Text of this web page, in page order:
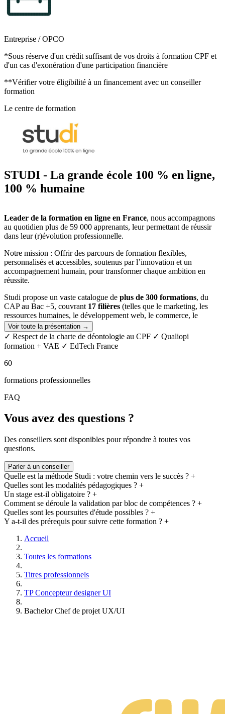
Entreprise / OPCO
*Sous réserve d'un crédit suffisant de vos droits à formation CPF et
d'un cas d'exonération d'une participation financière
**Vérifier votre éligibilité à un financement avec un conseiller
formation
Le centre de formation
STUDI - La grande école 100 % en ligne,
100 % humaine
Leader de la formation en ligne en France, nous accompagnons
au quotidien plus de 59 000 apprenants, leur permettant de réussir
dans leur (r)évolution professionnelle.
Notre mission : Offrir des parcours de formation flexibles,
personnalisés et accessibles, soutenus par l’innovation et un
accompagnement humain, pour transformer chaque ambition en
réussite.
Studi propose un vaste catalogue de plus de 300 formations, du
CAP au Bac +5, couvrant 17 filières (telles que le marketing, les
ressources humaines, le développement web, le commerce, le
design, la comptabilité, ou encore le juridique),
situations(personnes en poste, demandeurs d’emploi, jeunes).
Pour garantir l’excellence de ses programmes, Studi s’est associé à
des
Campus, LISAA, Naratiiv, Cours Florent…) reconnus pour la
qualité de leurs enseignements et certifications.
Avec des
alternance, entreprise etc.) et des plans de paiement flexibles (jusqu'à
36 mois), Studi offre des
formations accessibles à tous
Voir toute la présentation →
✓ Respect de la charte de déontologie au CPF ✓ Qualiopi
formation + VAE ✓ EdTech France
60
formations professionnelles
FAQ
Vous avez des questions ?
Des conseillers sont disponibles pour répondre à toutes vos
questions.
Parler à un conseiller
Quelle est la méthode Studi : votre chemin vers le succès ? +
Quelles sont les modalités pédagogiques ? +
Un stage est-il obligatoire ? +
Comment se déroule la validation par bloc de compétences ? +
Quelles sont les poursuites d'étude possibles ? +
Y a-t-il des prérequis pour suivre cette formation ? +
Accueil
Toutes les formations
Titres professionnels
TP Concepteur designer UI
Bachelor Chef de projet UX/UI